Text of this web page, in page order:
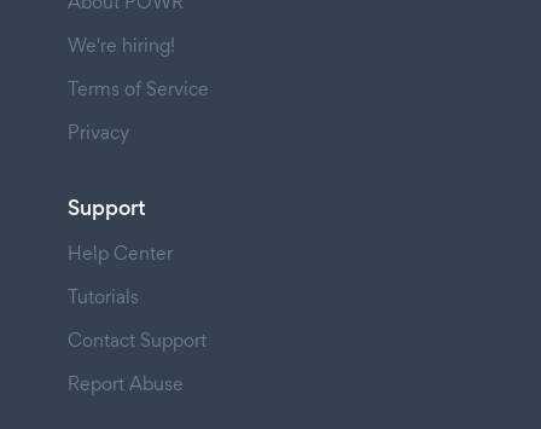
We're hiring!
Terms of Service
Privacy
Support
Help Center
Tutorials
Contact Support
Report Abuse